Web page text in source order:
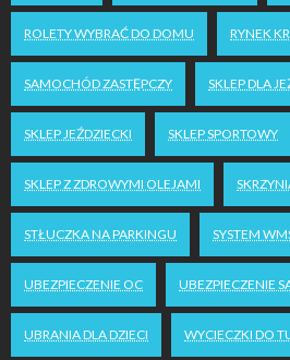
ROLETY WYBRAĆ DO DOMU RYNEK
SAMOCHÓD ZASTĘPCZY SKLEP DLA
SKLEP JEŹDZIECKI SKLEP SPORTOWY
SKLEP Z ZDROWYMI OLEJAMI
STŁUCZKA NA PARKINGU SYSTEM
UBEZPIECZENIE OC UBEZPIECZENIE
UBRANIA DLA DZIECI WYCIECZKI DO